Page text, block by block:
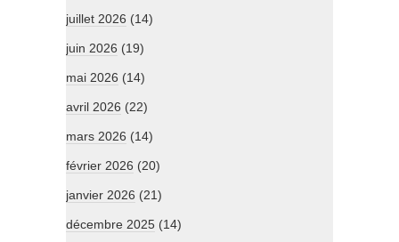
juillet 2026 (14)
juin 2026 (19)
mai 2026 (14)
avril 2026 (22)
mars 2026 (14)
février 2026 (20)
janvier 2026 (21)
décembre 2025 (14)